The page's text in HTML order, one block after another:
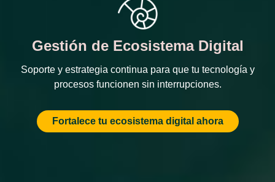
Gestión de Ecosistema Digital
Soporte y estrategia continua para que tu tecnología y
procesos funcionen sin interrupciones.
Fortalece tu ecosistema digital ahora